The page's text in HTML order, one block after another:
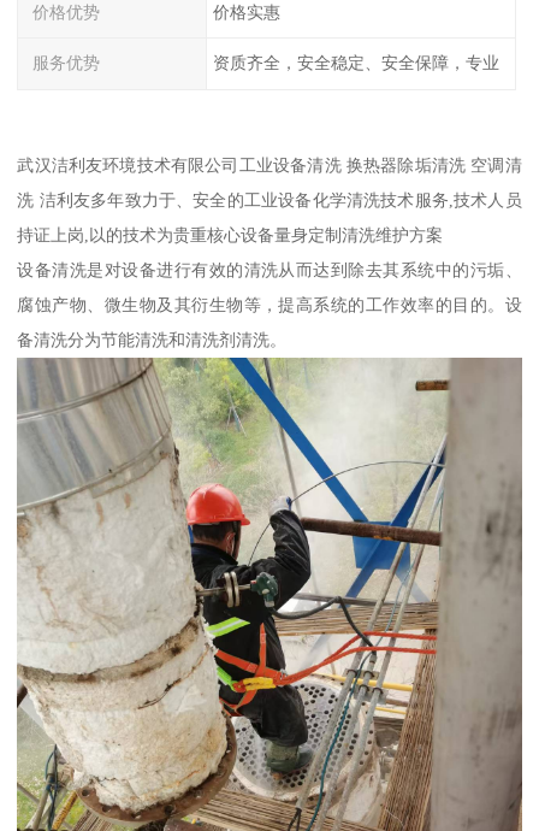
价格优势 价格实惠
服务优势 资质齐全，安全稳定、安全保障，专业
武汉洁利友环境技术有限公司工业设备清洗 换热器除垢清洗 空调清
洗 洁利友多年致力于、安全的工业设备化学清洗技术服务,技术人员
持证上岗,以的技术为贵重核心设备量身定制清洗维护方案
设备清洗是对设备进行有效的清洗从而达到除去其系统中的污垢、
腐蚀产物、微生物及其衍生物等，提高系统的工作效率的目的。设
备清洗分为节能清洗和清洗剂清洗。